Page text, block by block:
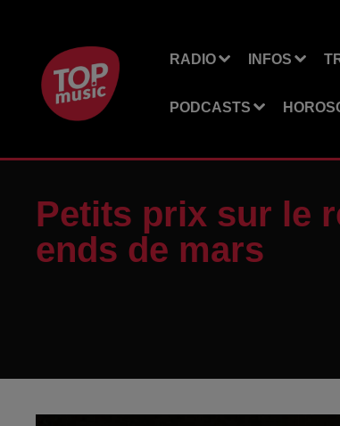
RADIO INFOS
PODCASTS
Petits prix sur le
ends de mars